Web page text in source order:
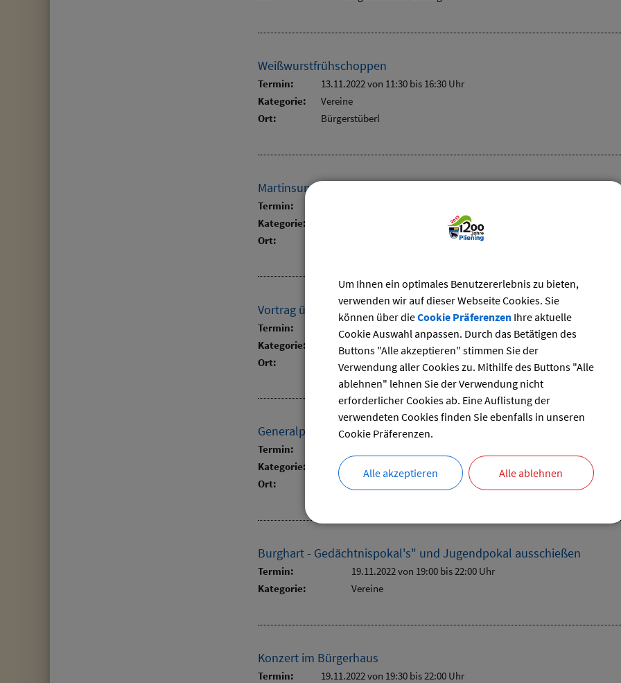
Weißwurstfrühschoppen
Termin: 13.11.2022 von 11:30 bis 16:30 Uhr
Kategorie:
Vereine
Ort:
Bürgerstüberl
Martinsumzug Ottersberg
Termin:
Kategorie:
Ort:
Vortrag über Ausgrabungen in Pliening
Termin: 17.11.2022 von 18:30 bis 22:00 Uhr
Kategorie:
Vorträge
Ort:
Bürgerstüberl
Generalprobe Musikkapelle
Termin:
Kategorie:
Vereine
Ort:
Bürgersaal
Burghart - Gedächtnispokal's" und Jugendpokal ausschießen
Termin: 19.11.2022 von 19:00 bis 22:00 Uhr
Kategorie:
Vereine
Konzert im Bürgerhaus
Termin: 19.11.2022 von 19:30 bis 22:00 Uhr
Um Ihnen ein optimales Benutzererlebnis zu bieten,
verwenden wir auf dieser Webseite Cookies. Sie
können über dieCookie PräferenzenIhre aktuelle
Cookie Auswahl anpassen. Durch das Betätigen des
Buttons "Alle akzeptieren" stimmen Sie der
Verwendung aller Cookies zu. Mithilfe des Buttons "Alle
ablehnen" lehnen Sie der Verwendung nicht
erforderlicher Cookies ab. Eine Auflistung der
verwendeten Cookies finden Sie ebenfalls in unseren
Cookie Präferenzen.
Alle akzeptieren Alle ablehnen